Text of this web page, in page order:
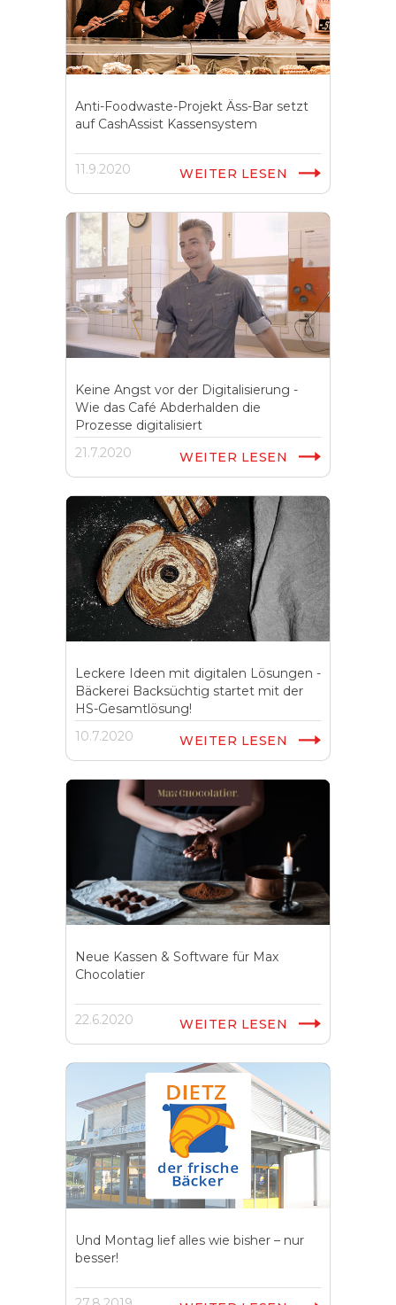
Anti-Foodwaste-Projekt Äss-Bar setzt
auf CashAssist Kassensystem
11.9.2020 WEITER LESEN
Keine Angst vor der Digitalisierung -
Wie das Café Abderhalden die
Prozesse digitalisiert
21.7.2020
WEITER LESEN
Leckere Ideen mit digitalen Lösungen -
Bäckerei Backsüchtig startet mit der
HS-Gesamtlösung!
10.7.2020
WEITER LESEN
Neue Kassen & Software für Max
Chocolatier
22.6.2020 WEITER LESEN
Und Montag lief alles wie bisher – nur
besser!